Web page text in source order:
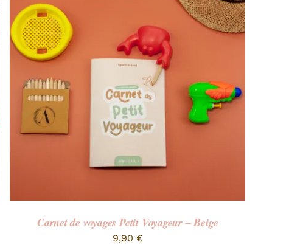
Carnet de voyages Petit Voyageur – Beige
9,90 €